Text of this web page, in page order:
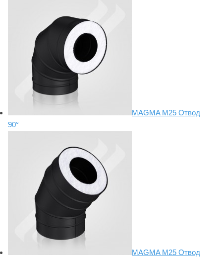
MAGMA М25 Отвод
90°
MAGMA М25 Отвод